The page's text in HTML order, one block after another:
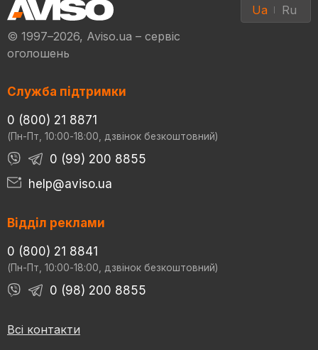
© 1997–2026, Aviso.ua – сервіс
оголошень
Ua Ru
Служба підтримки
0 (800) 21 8871
(Пн-Пт, 10:00-18:00, дзвінок безкоштовний)
0 (99) 200 8855
help@aviso.ua
Відділ реклами
0 (800) 21 8841
(Пн-Пт, 10:00-18:00, дзвінок безкоштовний)
0 (98) 200 8855
Всі контакти